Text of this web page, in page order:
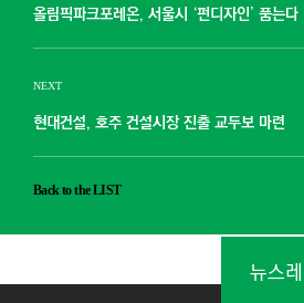
올림픽파크포레온, 서울시 ‘펀디자인’ 품는다
NEXT
현대건설, 호주 건설시장 진출 교두보 마련
Back to the LIST
뉴스